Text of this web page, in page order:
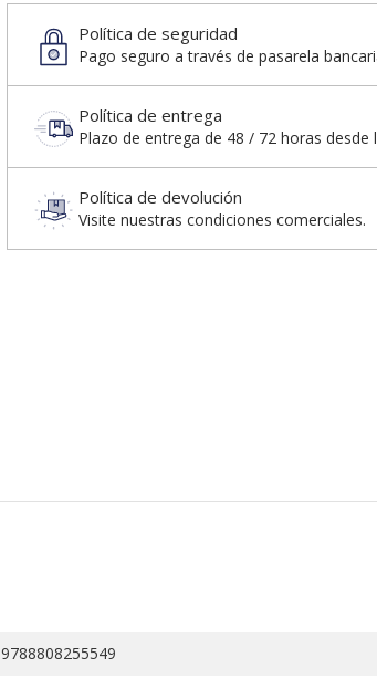
Política de seguridad
Pago seguro a través de pasarela
Política de entrega
Plazo de entrega de 48 / 72 horas desde
Política de devolución
Visite nuestras condiciones comerciales.
9788808255549